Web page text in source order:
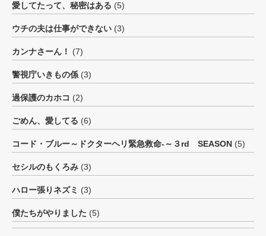
愛してたって、秘密はある (5)
ウチの夫は仕事ができない (3)
カンナさーん！ (7)
警視庁いきもの係 (3)
過保護のカホコ (2)
ごめん、愛してる (6)
コード・ブルー～ドクターヘリ緊急救命-～３rd SEASON (5)
セシルのもくろみ (3)
ハロー張りネズミ (3)
僕たちがやりました (5)